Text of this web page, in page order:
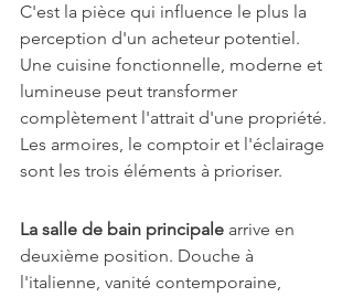
C'est la pièce qui influence le plus la
perception d'un acheteur potentiel.
Une cuisine fonctionnelle, moderne et
lumineuse peut transformer
complètement l'attrait d'une propriété.
Les armoires, le comptoir et l'éclairage
sont les trois éléments à prioriser.
La salle de bain principale arrive en
deuxième position. Douche à
l'italienne, vanité contemporaine,